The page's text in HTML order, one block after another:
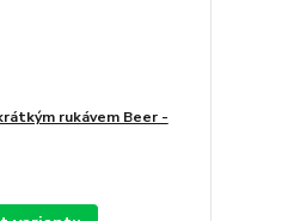
rukávem Beer -